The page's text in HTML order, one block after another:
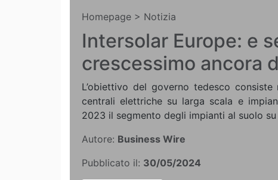
Homepage > Notizia
Intersolar Europe: e
crescessimo ancora
L’obiettivo del governo tedesco consiste
centrali elettriche su larga scala e
2023 il segmento degli impianti al suolo su
Autore: Business Wire
Pubblicato il: 30/05/2024